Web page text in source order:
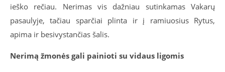
ieško rečiau. Nerimas vis dažniau sutinkamas Vakarų
pasaulyje, tačiau sparčiai plinta ir į ramiuosius Rytus,
apima ir besivystančias šalis.
Nerimą žmonės gali painioti su vidaus ligomis